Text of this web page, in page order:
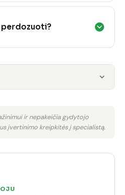
perdozuoti?
ir nepakeičia gydytojo
įvertinimo kreipkitės į specialistą.